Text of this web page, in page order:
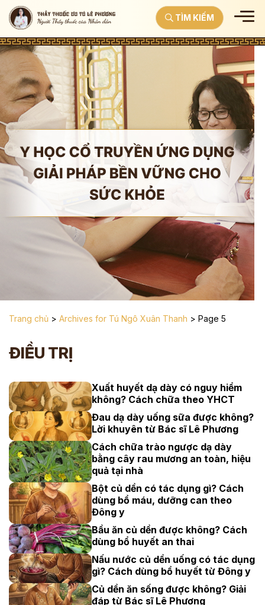
TÌM KIẾM
Trang chủ > Archives for Tú Ngô Xuân Thanh > Page 5
ĐIỀU TRỊ
Xuất huyết dạ dày có nguy hiểm
không? Cách chữa theo YHCT
Đau dạ dày uống sữa được không?
Lời khuyên từ Bác sĩ Lê Phương
Cách chữa trào ngược dạ dày
bằng cây rau mương an toàn, hiệu
quả tại nhà
Bột củ dền có tác dụng gì? Cách
dùng bổ máu, dưỡng can theo
Đông y
Bầu ăn củ dền được không? Cách
dùng bổ huyết an thai
Nấu nước củ dền uống có tác dụng
gì? Cách dùng bổ huyết từ Đông y
Củ dền ăn sống được không? Giải
đáp từ Bác sĩ Lê Phương